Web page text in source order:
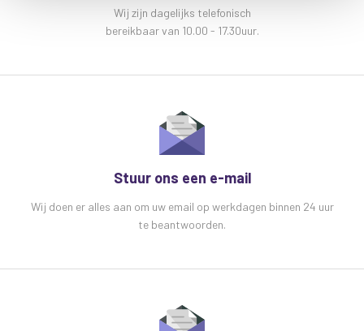
Wij zijn dagelijks telefonisch
bereikbaar van 10.00 - 17.30uur.
Stuur ons een e-mail
Wij doen er alles aan om uw email op werkdagen binnen 24 uur
te beantwoorden.